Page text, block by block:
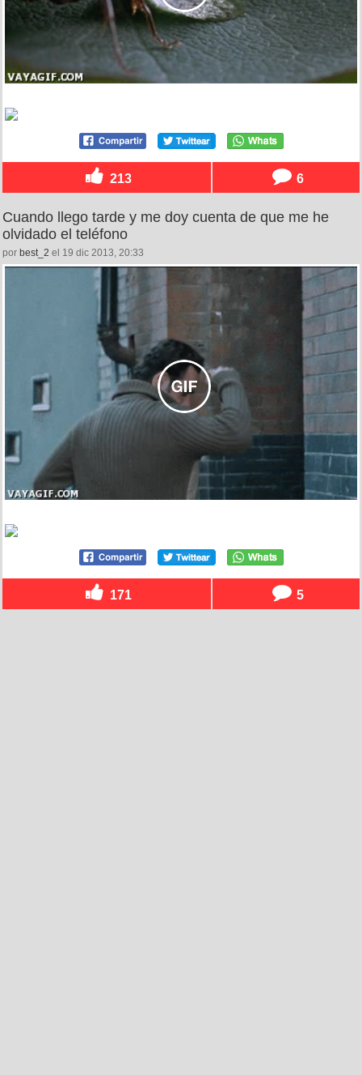
213 6
Cuando llego tarde y me doy cuenta de que me he
olvidado el teléfono
por best_2 el 19 dic 2013, 20:33
171 5